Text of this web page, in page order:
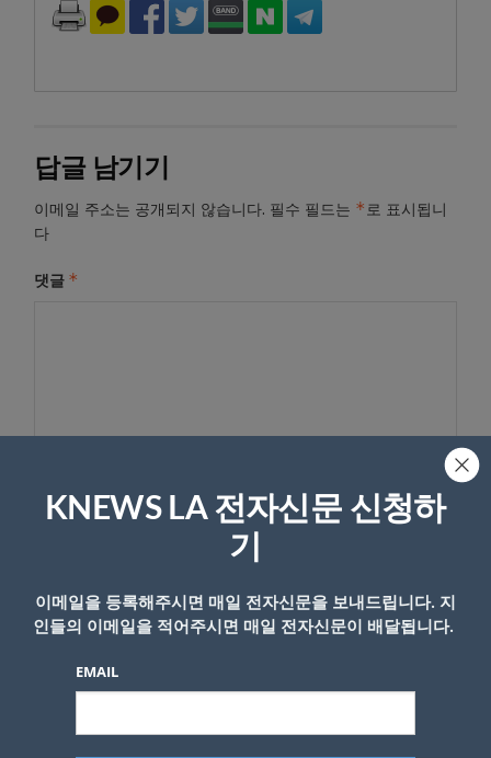
답글 남기기
이메일 주소는 공개되지 않습니다. 필수 필드는 *로 표시됩니
다
댓글 *
KNEWS LA 전자신문 신청하
기
이메일을 등록해주시면 매일 전자신문을 보내드립니다. 지
인들의 이메일을 적어주시면 매일 전자신문이 배달됩니다.
EMAIL